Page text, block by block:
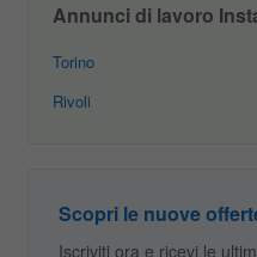
Annunci di lavoro
Torino
Rivoli
Scopri le nuove
Iscriviti ora e ricevi le